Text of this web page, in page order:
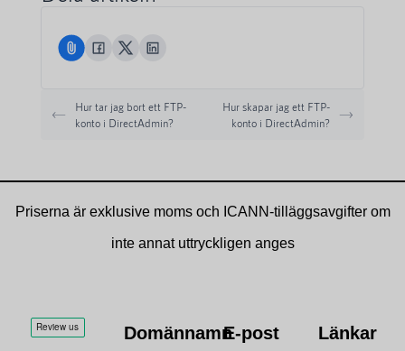
Hur tar jag bort ett FTP-
konto i DirectAdmin?
Hur skapar jag ett FTP-
konto i DirectAdmin?
Priserna är exklusive moms och ICANN-tilläggsavgifter om
inte annat uttryckligen anges
DomännamnE-post Länkar